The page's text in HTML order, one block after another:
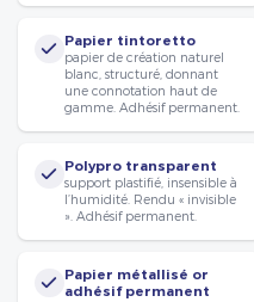
Papier tintoretto
papier de création naturel
blanc, structuré, donnant
une connotation haut de
gamme. Adhésif permanent.
Polypro transparent
support plastifié, insensible à
l’humidité. Rendu « invisible
». Adhésif permanent.
Papier métallisé or
adhésif permanent